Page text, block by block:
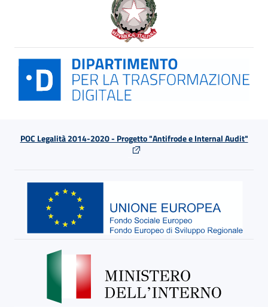
POC Legalità 2014-2020 - Progetto "Antifrode e Internal Audit"